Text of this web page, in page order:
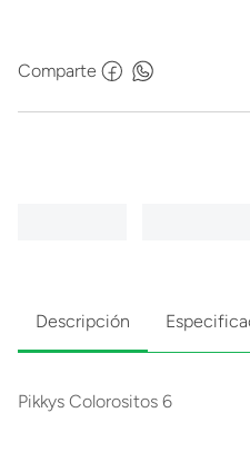
Comparte
Descripción
Pikkys Colorositos 6